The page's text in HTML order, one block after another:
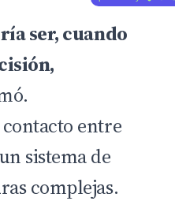
ser, cuando
entre
sistema de
complejas.